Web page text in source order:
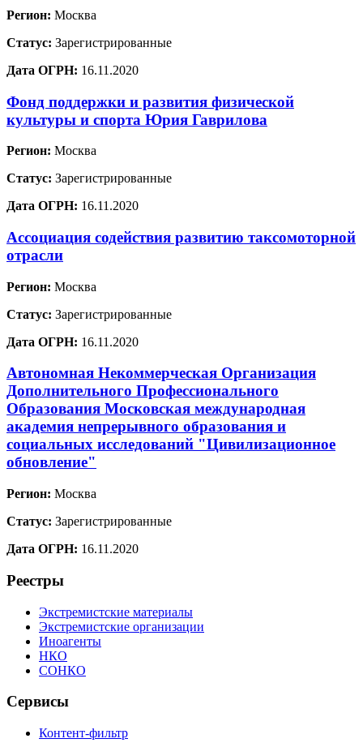
Регион: Москва
Статус: Зарегистрированные
Дата ОГРН: 16.11.2020
Фонд поддержки и развития физической
культуры и спорта Юрия Гаврилова
Регион: Москва
Статус: Зарегистрированные
Дата ОГРН: 16.11.2020
Ассоциация содействия развитию таксомоторной
отрасли
Регион: Москва
Статус: Зарегистрированные
Дата ОГРН: 16.11.2020
Автономная Некоммерческая Организация
Дополнительного Профессионального
Образования Московская международная
академия непрерывного образования и
социальных исследований "Цивилизационное
обновление"
Регион: Москва
Статус: Зарегистрированные
Дата ОГРН: 16.11.2020
Реестры
Экстремистские материалы
Экстремистские организации
Иноагенты
НКО
СОНКО
Сервисы
Контент-фильтр